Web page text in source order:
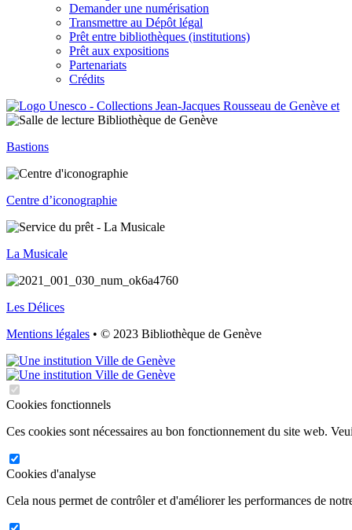
Demander une numérisation
Transmettre au Dépôt légal
Prêt entre bibliothèques (institutions)
Prêt aux expositions
Partenariats
Crédits
Bastions
Centre d’iconographie
La Musicale
Les Délices
Mentions légales • © 2023 Bibliothèque de Genève
Cookies fonctionnels
Ces cookies sont nécessaires au bon fonctionnement du site web.
Cookies d'analyse
Cela nous permet de contrôler et d'améliorer les performances de